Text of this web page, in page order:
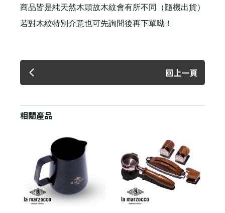
商品皆是純天然木頭故木紋會有所不同（隨機出貨）
若對木紋特別介意也可先詢問後再下單呦！
回上一頁
相關產品